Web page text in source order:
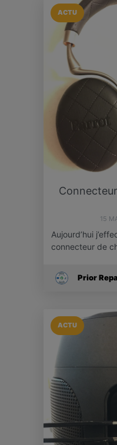
ACTU
15
Aujourd’hui
connecteur de
Prior
ACTU